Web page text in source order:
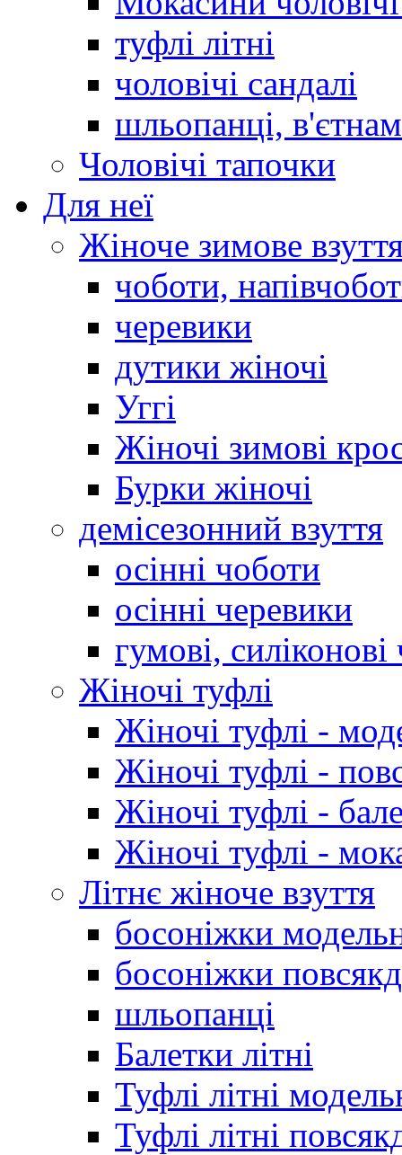
туфлі літні
чоловічі сандалі
шльопанці,
Чоловічі тапочки
Для неї
Жіноче зимове
чоботи,
черевики
дутики жіночі
Уггі
Жіночі зимові
Бурки жіночі
демісезонний взуття
осінні чоботи
осінні черевики
гумові,
Жіночі туфлі
Жіночі туфлі -
Жіночі туфлі -
Жіночі туфлі -
Жіночі туфлі -
Літнє жіноче взуття
босоніжки
босоніжки
шльопанці
Балетки літні
Туфлі літні
Туфлі літні